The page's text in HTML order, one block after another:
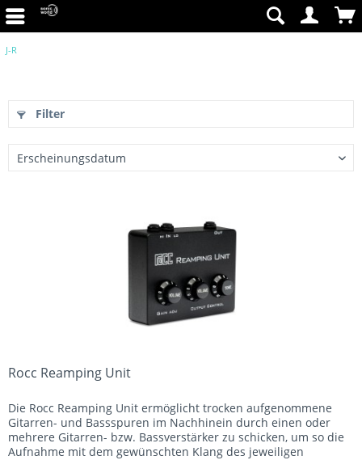
J-R
Filter
Rocc Reamping Unit
Die Rocc Reamping Unit ermöglicht trocken aufgenommene
Gitarren- und Bassspuren im Nachhinein durch einen oder
mehrere Gitarren- bzw. Bassverstärker zu schicken, um so die
Aufnahme mit dem gewünschten Klang des jeweiligen